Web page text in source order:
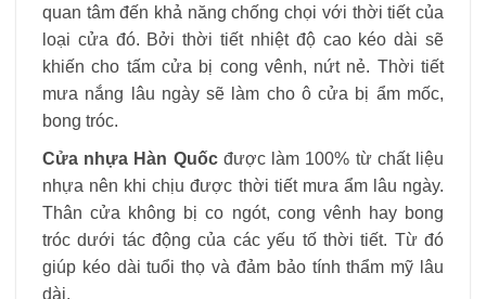
quan tâm đến khả năng chống chọi với thời tiết của
loại cửa đó. Bởi thời tiết nhiệt độ cao kéo dài sẽ
khiến cho tấm cửa bị cong vênh, nứt nẻ. Thời tiết
mưa nắng lâu ngày sẽ làm cho ô cửa bị ẩm mốc,
bong tróc.
Cửa nhựa Hàn Quốcđược làm 100% từ chất liệu
nhựa nên khi chịu được thời tiết mưa ẩm lâu ngày.
Thân cửa không bị co ngót, cong vênh hay bong
tróc dưới tác động của các yếu tố thời tiết. Từ đó
giúp kéo dài tuổi thọ và đảm bảo tính thẩm mỹ lâu
dài.